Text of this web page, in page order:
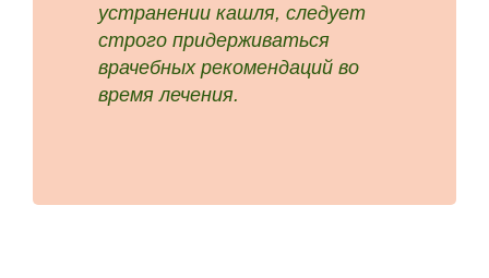
устранении кашля, следует
строго придерживаться
врачебных рекомендаций во
время лечения.